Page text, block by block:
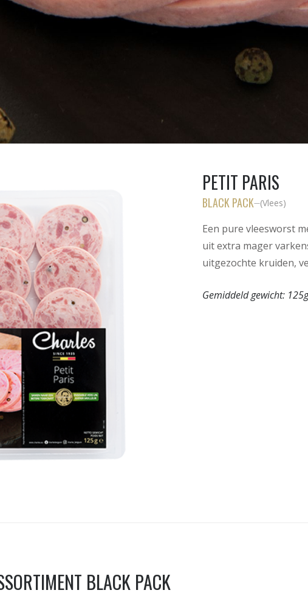
PETIT PARIS
BLACK PACK—(Vlees)
Een pure vleesworst
uit extra mager
uitgezochte kruiden,
Gemiddeld gewicht: 125g
BLACK PACK